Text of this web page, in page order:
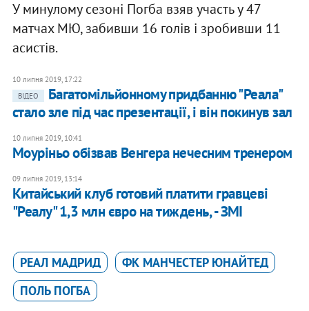
У минулому сезоні Погба взяв участь у 47
матчах МЮ, забивши 16 голів і зробивши 11
асистів.
10 липня 2019, 17:22
ВІДЕО
Багатомільйонному придбанню "Реала"
стало зле під час презентації, і він покинув зал
10 липня 2019, 10:41
Моуріньо обізвав Венгера нечесним тренером
09 липня 2019, 13:14
Китайський клуб готовий платити гравцеві
"Реалу" 1,3 млн євро на тиждень, - ЗМІ
РЕАЛ МАДРИД
ФК МАНЧЕСТЕР ЮНАЙТЕД
ПОЛЬ ПОГБА